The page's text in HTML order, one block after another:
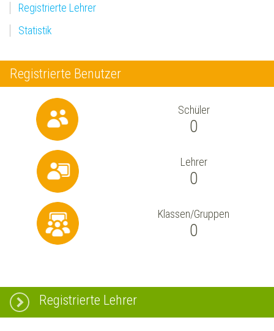
Registrierte Lehrer
Statistik
Registrierte Benutzer
Schüler
0
Lehrer
0
Klassen/Gruppen
0
Registrierte Lehrer